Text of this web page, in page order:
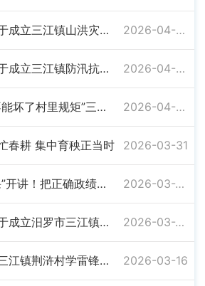
三江镇人民政府关于成立三江镇山洪灾害防御指挥部的通知 2026-04-09
三江镇人民政府关于成立三江镇防汛抗旱指挥部的通知 2026-04-09
“父亲走了，咱们不能坏了村里规矩”三江镇村干部简办丧事树新风 2026-04-03
春耕 集中育秧正当时 2026-03-31
三江镇新春“第一课”开讲！把正确政绩观扎根基层 2026-03-25
三江镇人民政府关于成立汨罗市三江镇打击整治枪爆违法犯罪工作领导小组的通知 2026-03-20
水清岸绿更宜居！三江镇荆浒村学雷锋护河志愿服务暖人心 2026-03-16